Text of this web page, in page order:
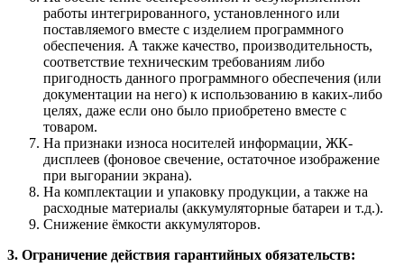
работы интегрированного, установленного или
поставляемого вместе с изделием программного
обеспечения. А также качество, производительность,
соответствие техническим требованиям либо
пригодность данного программного обеспечения (или
документации на него) к использованию в каких-либо
целях, даже если оно было приобретено вместе с
товаром.
На признаки износа носителей информации, ЖК-
дисплеев (фоновое свечение, остаточное изображение
при выгорании экрана).
На комплектации и упаковку продукции, а также на
расходные материалы (аккумуляторные батареи и т.д.).
Снижение ёмкости аккумуляторов.
3. Ограничение действия гарантийных обязательств: